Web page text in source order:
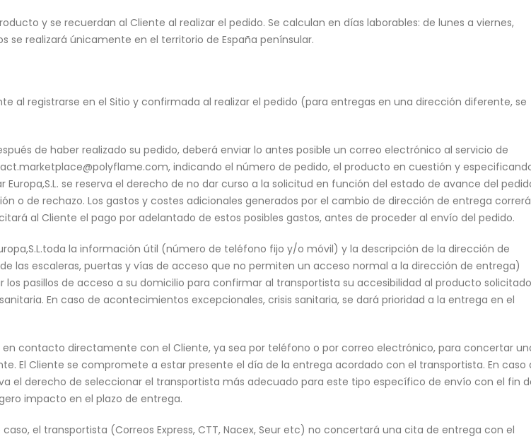
y se recuerdan al Cliente al realizar el pedido. Se calculan en días laborables: de lunes a viernes,
se realizará únicamente en el territorio de España penínsular.
al registrarse en el Sitio y confirmada al realizar el pedido (para entregas en una dirección diferente, se
de haber realizado su pedido, deberá enviar lo antes posible un correo electrónico al servicio de
indicando el número de pedido, el producto en cuestión y
se reserva el derecho de no dar curso a la solicitud en función del estado de avance del
o de rechazo. Los gastos y costes adicionales generados por el cambio de dirección de entrega
al Cliente el pago por adelantado de estos posibles gastos, antes de proceder al envío del pedido.
la información útil (número de teléfono fijo y/o móvil) y la descripción de la dirección de
las escaleras, puertas y vías de acceso que no permiten un acceso normal a la dirección de entrega)
pasillos de acceso a su domicilio para confirmar al transportista su accesibilidad al producto
En caso de acontecimientos excepcionales, crisis sanitaria, se dará prioridad a la entrega en el
contacto directamente con el Cliente, ya sea por teléfono o por correo electrónico, para concertar
El Cliente se compromete a estar presente el día de la entrega acordado con el transportista. En caso
el derecho de seleccionar el transportista más adecuado para este tipo específico de envío con el fin
impacto en el plazo de entrega.
el transportista (Correos Express, CTT, Nacex, Seur etc) no concertará una cita de entrega con el